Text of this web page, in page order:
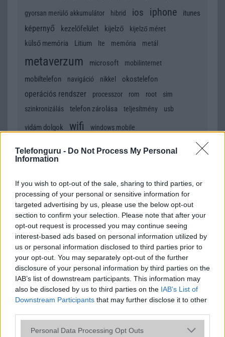
Telefonguru - Do Not Process My Personal
Information
If you wish to opt-out of the sale, sharing to third parties, or
processing of your personal or sensitive information for
targeted advertising by us, please use the below opt-out
section to confirm your selection. Please note that after your
opt-out request is processed you may continue seeing
interest-based ads based on personal information utilized by
us or personal information disclosed to third parties prior to
your opt-out. You may separately opt-out of the further
disclosure of your personal information by third parties on the
IAB’s list of downstream participants. This information may
also be disclosed by us to third parties on the IAB’s List of
Downstream Participants that may further disclose it to other
Please note that this website/app uses one or more Google
Personal Data Processing Opt Outs
gyorsan merülő akkumulátor hibrid ios iphone itunes
képernyő kezelőfelület kijelző kijelző méret
külső memória Litium lte memória metál
metaverzum microsoft mobilinternet
mobiltelefon navigáció nikkel okostelefon
operációs rendszer processzor rom root
sim
szinkronizálás
telefon zárolása teljesítmény usb
vidám dolgok wifi windows mobile
windows phone
KAPCSOLÓDÓ SZÓCIKKEK
WLAN/Wifi
Hogyan oszthatom meg a telefonom internetkapcsolatát?
WiFi - visszafelé kompatibilitás
A WiFi Direct egy önálló rendszer. Miért is?
WiFi 6
MLO (Multi-Link Operation) működése
WiFi8 - talán ez lesz a fejlődés következő lépcsőfoka